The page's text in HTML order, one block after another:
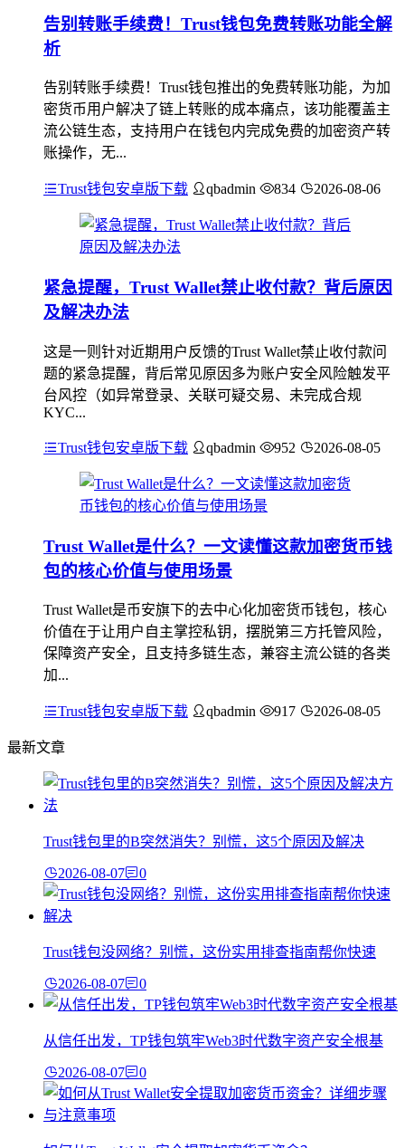
告别转账手续费！Trust钱包免费转账功能全解
析
告别转账手续费！Trust钱包推出的免费转账功能，为加
密货币用户解决了链上转账的成本痛点，该功能覆盖主
流公链生态，支持用户在钱包内完成免费的加密资产转
账操作，无...
Trust钱包安卓版下载 qbadmin 834 2026-08-06
紧急提醒，Trust Wallet禁止收付款？背后原因
及解决办法
这是一则针对近期用户反馈的Trust Wallet禁止收付款问
题的紧急提醒，背后常见原因多为账户安全风险触发平
台风控（如异常登录、关联可疑交易、未完成合规
KYC...
Trust钱包安卓版下载 qbadmin 952 2026-08-05
Trust Wallet是什么？一文读懂这款加密货币钱
包的核心价值与使用场景
Trust Wallet是币安旗下的去中心化加密货币钱包，核心
价值在于让用户自主掌控私钥，摆脱第三方托管风险，
保障资产安全，且支持多链生态，兼容主流公链的各类
加...
Trust钱包安卓版下载 qbadmin 917 2026-08-05
最新文章
Trust钱包里的B突然消失？别慌，这5个原因及解决
2026-08-07 0
Trust钱包没网络？别慌，这份实用排查指南帮你快速
2026-08-07 0
从信任出发，TP钱包筑牢Web3时代数字资产安全根基
2026-08-07 0